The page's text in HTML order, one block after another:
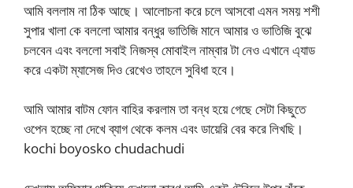
আমি বললাম না ঠিক আছে। আলোচনা করে চলে আসবো এমন সময় শশী
সুপার খালা কে বললো আমার বন্ধুর ভাতিজি মানে আমার ও ভাতিজি বুঝে
চলবেন এবং বললো সবাই নিজস্ব মোবাইল নাম্বার টা নেও এখানে এ্যাড
করে একটা ম্যাসেজ দিও রেখেও তাহলে সুবিধা হবে।
আমি আমার বাটম ফোন বাহির করলাম তা বন্ধ হয়ে গেছে সেটা কিছুতে
ওপেন হচ্ছে না দেখে ব্যাগ থেকে কলম এবং ডায়েরি বের করে লিখছি।
kochi boyosko chudachudi